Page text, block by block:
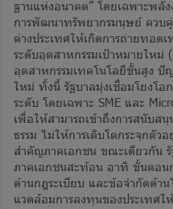
ฐานแห่งอนาคต” โดยเฉพาะพลั
การพัฒนาทรัพยากรมนุษย์ ควบคู่
ต่างประเทศให้เกิดการถ่ายทอด
ระดับอุตสาหกรรมเป้าหมายใหม่
อุตสาหกรรมเทคโนโลยีขั้นสูง
ใหม่ ทั้งนี้ รัฐบาลมุ่งเชื่อมโยงโ
ระดับ โดยเฉพาะ SME และ
เพื่อให้สามารถเข้าถึงการสนับส
ธรรม ไม่ให้การเติบโตกระจุกตัว
สำคัญภาคเอกชน ขณะเดียวกัน
ภาคเอกชนสะท้อน อาทิ ขั้นตอน
ด้านกฎระเบียบ และข้อจำกัดด้า
แวดล้อมการลงทุนของประเทศใ